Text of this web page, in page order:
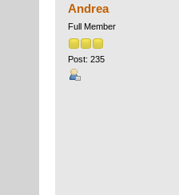
Andrea
Full Member
Post: 235